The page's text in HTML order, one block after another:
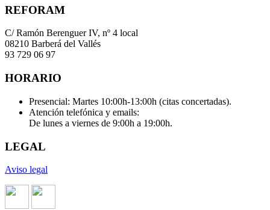
REFORAM
C/ Ramón Berenguer IV, nº 4 local
08210 Barberá del Vallés
93 729 06 97
HORARIO
Presencial: Martes 10:00h-13:00h (citas concertadas).
Atención telefónica y emails:
De lunes a viernes de 9:00h a 19:00h.
LEGAL
Aviso legal